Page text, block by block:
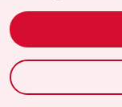
Reisen
Kantine
Shop